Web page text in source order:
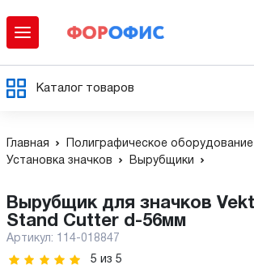
Каталог товаров
Главная
Полиграфическое оборудование
Установка значков
Вырубщики
Вырубщик для значков Vektor
Stand Cutter d-56мм
Артикул: 114-018847
5 из 5